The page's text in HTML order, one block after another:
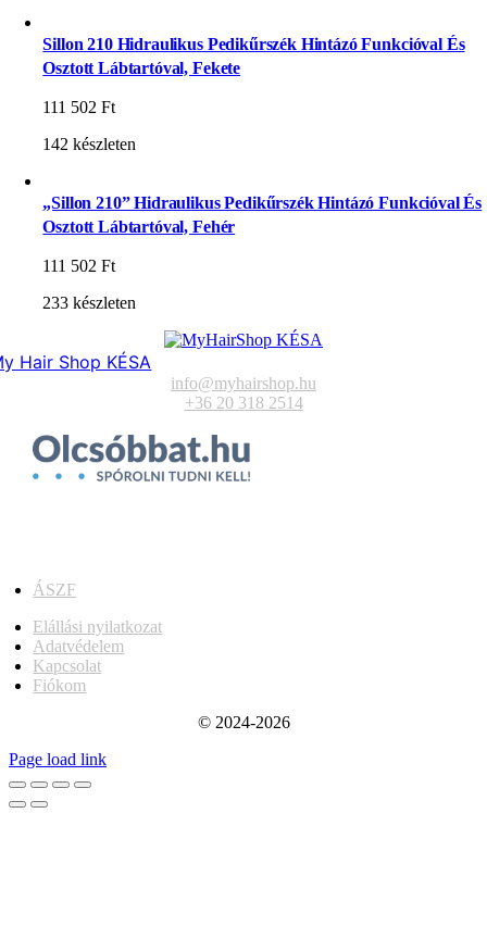
Sillon 210 Hidraulikus Pedikűrszék Hintázó Funkcióval És
Osztott Lábtartóval, Fekete
111 502Ft
142 készleten
„Sillon 210” Hidraulikus Pedikűrszék Hintázó Funkcióval És
Osztott Lábtartóval, Fehér
111 502Ft
233 készleten
Hair Shop KÉSA
info@myhairshop.hu
+36 20 318 2514
ÁSZF
Elállási nyilatkozat
Adatvédelem
Kapcsolat
Fiókom
© 2024-2026
Page load link